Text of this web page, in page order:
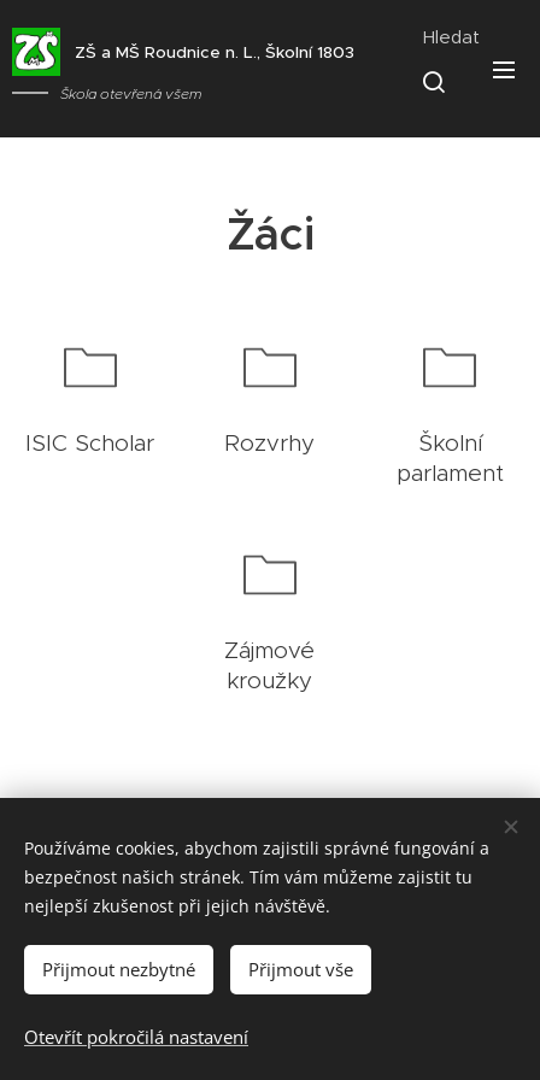
ZŠ a MŠ Roudnice n. L., Školní 1803
Škola otevřená všem
Hledat
Žáci
ISIC Scholar Rozvrhy
Školní
parlament
Zájmové
kroužky
Základní škola a mateřská škola Roudnice nad Labem, Školní 1803,
413 01 Roudnice nad Labem
Cookies
Používáme cookies, abychom zajistili správné fungování a
bezpečnost našich stránek. Tím vám můžeme zajistit tu
nejlepší zkušenost při jejich návštěvě.
Přijmout nezbytné Přijmout vše
Otevřít pokročilá nastavení